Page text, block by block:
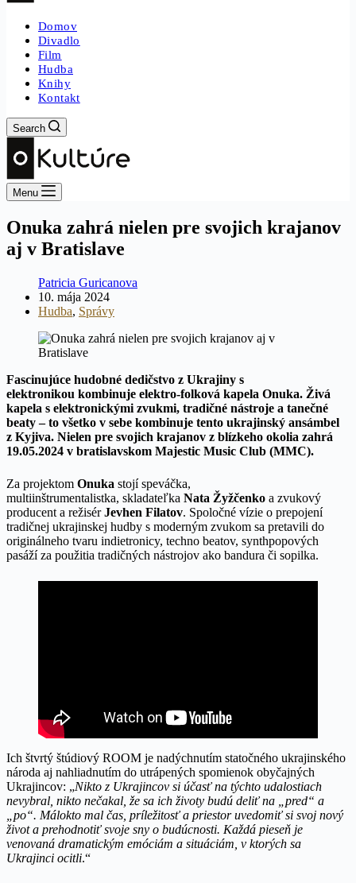
Domov
Divadlo
Film
Hudba
Knihy
Kontakt
Search
Menu
Onuka zahrá nielen pre svojich krajanov
aj v Bratislave
Patricia Guricanova
10. mája 2024
Hudba, Správy
Fascinujúce hudobné dedičstvo z Ukrajiny s
elektronikou kombinuje elektro-folková kapela Onuka. Živá
kapela s elektronickými zvukmi, tradičné nástroje a tanečné
beaty – to všetko v sebe kombinuje tento ukrajinský ansámbel
z Kyjiva. Nielen pre svojich krajanov z blízkeho okolia zahrá
19.05.2024 v bratislavskom Majestic Music Club (MMC).
Za projektom Onuka stojí speváčka,
multiinštrumentalistka, skladateľka Nata Žyžčenko a zvukový
producent a režisérJevhen Filatov. Spoločné vízie o prepojení
tradičnej ukrajinskej hudby s moderným zvukom sa pretavili do
originálneho tvaru indietronicy, techno beatov, synthpopových
pasáží za použitia tradičných nástrojov ako bandura či sopilka.
Ich štvrtý štúdiový ROOM je nadýchnutím statočného ukrajinského
národa aj nahliadnutím do utrápených spomienok obyčajných
Ukrajincov: „Nikto z Ukrajincov si účasť na týchto udalostiach
nevybral, nikto nečakal, že sa ich životy budú deliť na „pred“ a
„po“. Málokto mal čas, príležitosť a priestor uvedomiť si svoj nový
život a prehodnotiť svoje sny o budúcnosti. Každá pieseň je
venovaná dramatickým emóciám a situáciám, v ktorých sa
Ukrajinci ocitli.“